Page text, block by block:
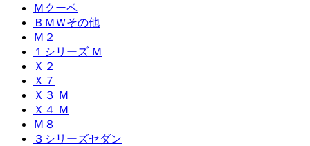
Ｍクーペ
ＢＭＷその他
Ｍ２
１シリーズ Ｍ
Ｘ２
Ｘ７
Ｘ３ Ｍ
Ｘ４ Ｍ
Ｍ８
３シリーズセダン